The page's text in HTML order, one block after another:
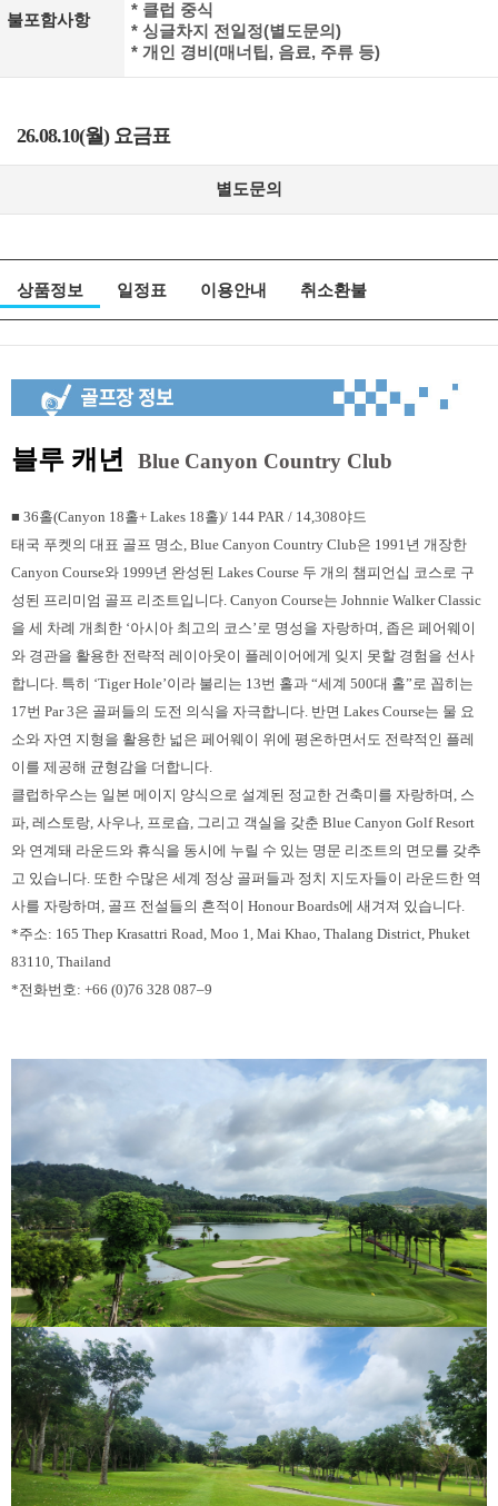
불포함사항
* 클럽 중식
* 싱글차지 전일정(별도문의)
* 개인 경비(매너팁, 음료, 주류 등)
26.08.10(월) 요금표
별도문의
상품정보 일정표 이용안내 취소환불
블루 캐년 Blue Canyon Country Club
■ 36홀(Canyon 18홀+ Lakes 18홀)/ 144 PAR / 14,308야드
태국 푸켓의 대표 골프 명소, Blue Canyon Country Club은 1991년 개장한
Canyon Course와 1999년 완성된 Lakes Course 두 개의 챔피언십 코스로 구
성된 프리미엄 골프 리조트입니다. Canyon Course는 Johnnie Walker Classic
을 세 차례 개최한 ‘아시아 최고의 코스’로 명성을 자랑하며, 좁은 페어웨이
와 경관을 활용한 전략적 레이아웃이 플레이어에게 잊지 못할 경험을 선사
합니다. 특히 ‘Tiger Hole’이라 불리는 13번 홀과 “세계 500대 홀”로 꼽히는
17번 Par 3은 골퍼들의 도전 의식을 자극합니다. 반면 Lakes Course는 물 요
소와 자연 지형을 활용한 넓은 페어웨이 위에 평온하면서도 전략적인 플레
이를 제공해 균형감을 더합니다.
클럽하우스는 일본 메이지 양식으로 설계된 정교한 건축미를 자랑하며, 스
파, 레스토랑, 사우나, 프로숍, 그리고 객실을 갖춘 Blue Canyon Golf Resort
와 연계돼 라운드와 휴식을 동시에 누릴 수 있는 명문 리조트의 면모를 갖추
고 있습니다. 또한 수많은 세계 정상 골퍼들과 정치 지도자들이 라운드한 역
사를 자랑하며, 골프 전설들의 흔적이 Honour Boards에 새겨져 있습니다.
*주소: 165 Thep Krasattri Road, Moo 1, Mai Khao, Thalang District, Phuket
83110, Thailand
*전화번호: +66 (0)76 328 087–9